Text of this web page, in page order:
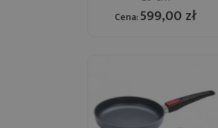
Cena:599,00 zł